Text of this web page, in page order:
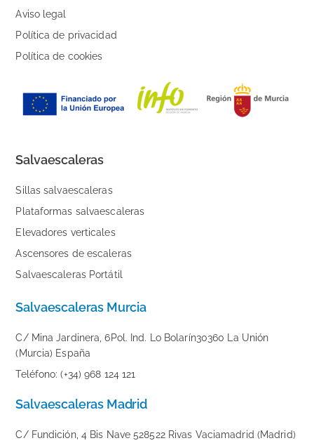
Aviso legal
Política de privacidad
Política de cookies
Salvaescaleras
Sillas salvaescaleras
Plataformas salvaescaleras
Elevadores verticales
Ascensores de escaleras
Salvaescaleras Portátil
Salvaescaleras Murcia
C/ Mina Jardinera, 6Pol. Ind. Lo Bolarín30360 La Unión
(Murcia) España
Teléfono: (+34) 968 124 121
Salvaescaleras Madrid
C/ Fundición, 4 Bis Nave 528522 Rivas Vaciamadrid (Madrid)